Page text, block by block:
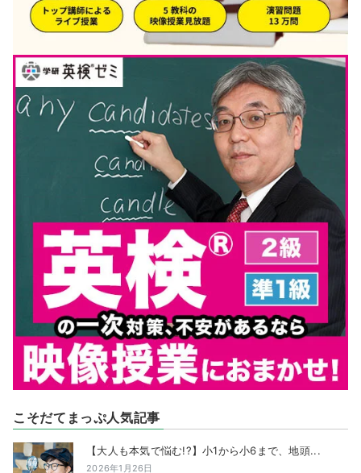
こそだてまっぷ人気記事
【大人も本気で悩む!?】小1から小6まで、地頭...
2026年1月26日